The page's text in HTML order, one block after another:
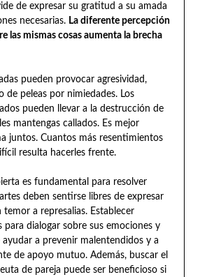
de expresar su gratitud a su amada
necesarias. La diferente percepción
las mismas cosas aumenta la brecha
pueden provocar agresividad,
de peleas por nimiedades. Los
pueden llevar a la destrucción de
mantengas callados. Es mejor
juntos. Cuantos más resentimientos
resulta hacerles frente.
es fundamental para resolver
deben sentirse libres de expresar
a represalias. Establecer
para dialogar sobre sus emociones y
a prevenir malentendidos y a
de apoyo mutuo. Además, buscar el
de pareja puede ser beneficioso si